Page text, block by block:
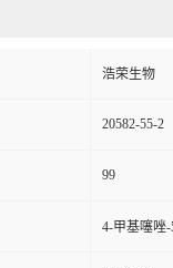
浩荣生物
20582-55-2
99
4-甲基噻唑